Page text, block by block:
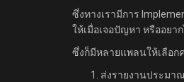
ซึ่งทางเรามีการ
ให้เมื่อเจอปัญหา หรืออยา
ซึ่งก็มีหลายแพลนให้เลือก
ส่งรายงานประมา